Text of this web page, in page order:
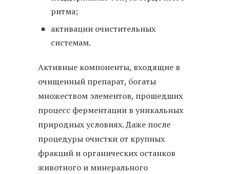
ритма;
активации очистительных
системам.
Активные компоненты, входящие в
очищенный препарат, богаты
множеством элементов, прошедших
процесс ферментации в уникальных
природных условиях. Даже после
процедуры очистки от крупных
фракций и органических останков
животного и минерального